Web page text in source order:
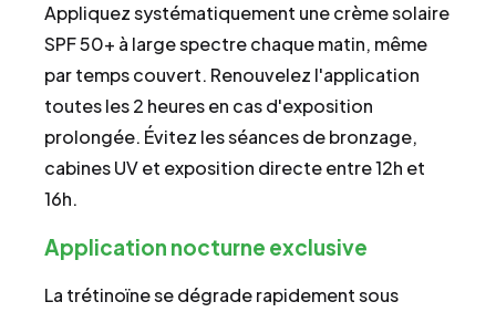
Appliquez systématiquement une crème solaire
SPF 50+ à large spectre chaque matin, même
par temps couvert. Renouvelez l'application
toutes les 2 heures en cas d'exposition
prolongée. Évitez les séances de bronzage,
cabines UV et exposition directe entre 12h et
16h.
Application nocturne exclusive
La trétinoïne se dégrade rapidement sous